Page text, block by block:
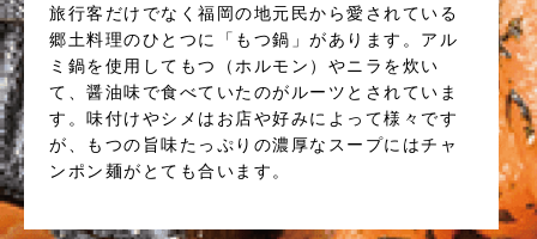
旅行客だけでなく福岡の地元民から愛されている
郷土料理のひとつに「もつ鍋」があります。アル
ミ鍋を使用してもつ（ホルモン）やニラを炊い
て、醤油味で食べていたのがルーツとされていま
す。味付けやシメはお店や好みによって様々です
が、もつの旨味たっぷりの濃厚なスープにはチャ
ンポン麺がとても合います。